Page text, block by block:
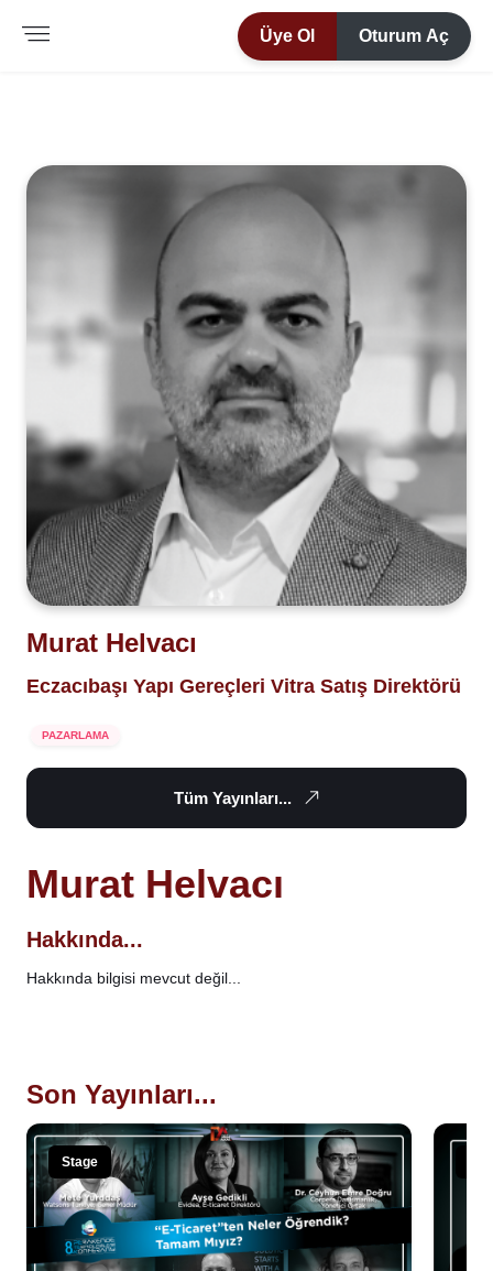
Üye Ol Oturum Aç
Murat Helvacı
Eczacıbaşı Yapı Gereçleri Vitra Satış Direktörü
PAZARLAMA
Tüm Yayınları...
Murat Helvacı
Hakkında...
Hakkında bilgisi mevcut değil...
Son Yayınları...
Stage